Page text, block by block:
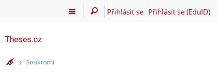
Přihlásit se Přihlásit se (EduID)
Theses.cz
>
Soukromí